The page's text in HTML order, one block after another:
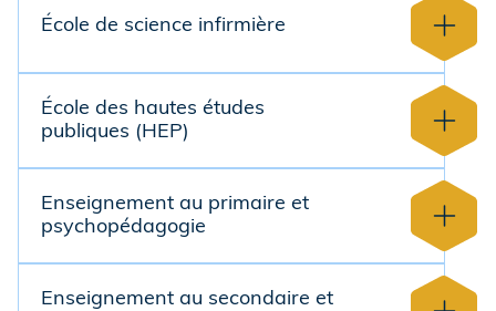
École de science infirmière
École des hautes études
publiques (HEP)
Enseignement au primaire et
psychopédagogie
Enseignement au secondaire et